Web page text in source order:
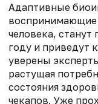
Адаптивные
воспринимающие
человека, станут
году и приведут
уверены
растущая
состояния
чекапов. Уже